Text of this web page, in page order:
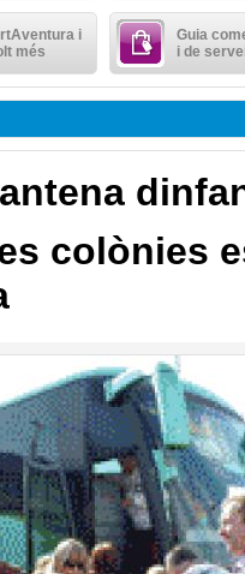
i
més
Guia
i de
colònies